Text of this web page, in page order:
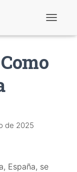
de 2025
España, se